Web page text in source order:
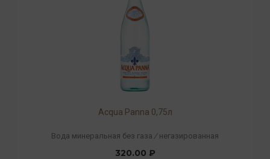
Acqua Panna 0,75л
Вода минеральная без газа / негазированная
320.00 ₽